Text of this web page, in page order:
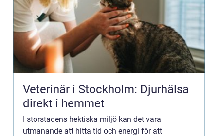
Veterinär i Stockholm: Djurhälsa
direkt i hemmet
I storstadens hektiska miljö kan det vara
utmanande att hitta tid och energi för att